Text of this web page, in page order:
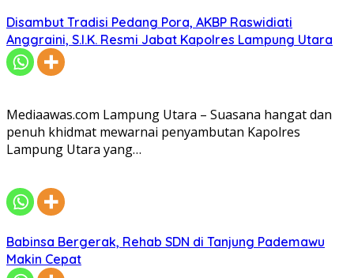
Disambut Tradisi Pedang Pora, AKBP Raswidiati
Anggraini, S.I.K. Resmi Jabat Kapolres Lampung Utara
Mediaawas.com Lampung Utara – Suasana hangat dan
penuh khidmat mewarnai penyambutan Kapolres
Lampung Utara yang…
Babinsa Bergerak, Rehab SDN di Tanjung Pademawu
Makin Cepat